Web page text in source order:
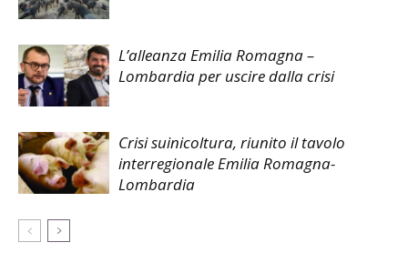
L’alleanza Emilia Romagna –
Lombardia per uscire dalla crisi
Crisi suinicoltura, riunito il tavolo
interregionale Emilia Romagna-
Lombardia